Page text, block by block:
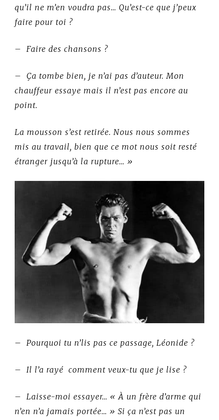
qu’il ne m’en voudra pas… Qu’est-ce que j’peux
faire pour toi ?
– Faire des chansons ?
– Ça tombe bien, je n’ai pas d’auteur. Mon
chauffeur essaye mais il n’est pas encore au
point.
La mousson s’est retirée. Nous nous sommes
mis au travail, bien que ce mot nous soit resté
étranger jusqu’à la rupture… »
– Pourquoi tu n’lis pas ce passage, Léonide ?
– Il l’a rayé comment veux-tu que je lise ?
– Laisse-moi essayer… « À un frère d’arme qui
n’en n’a jamais portée… » Si ça n’est pas un